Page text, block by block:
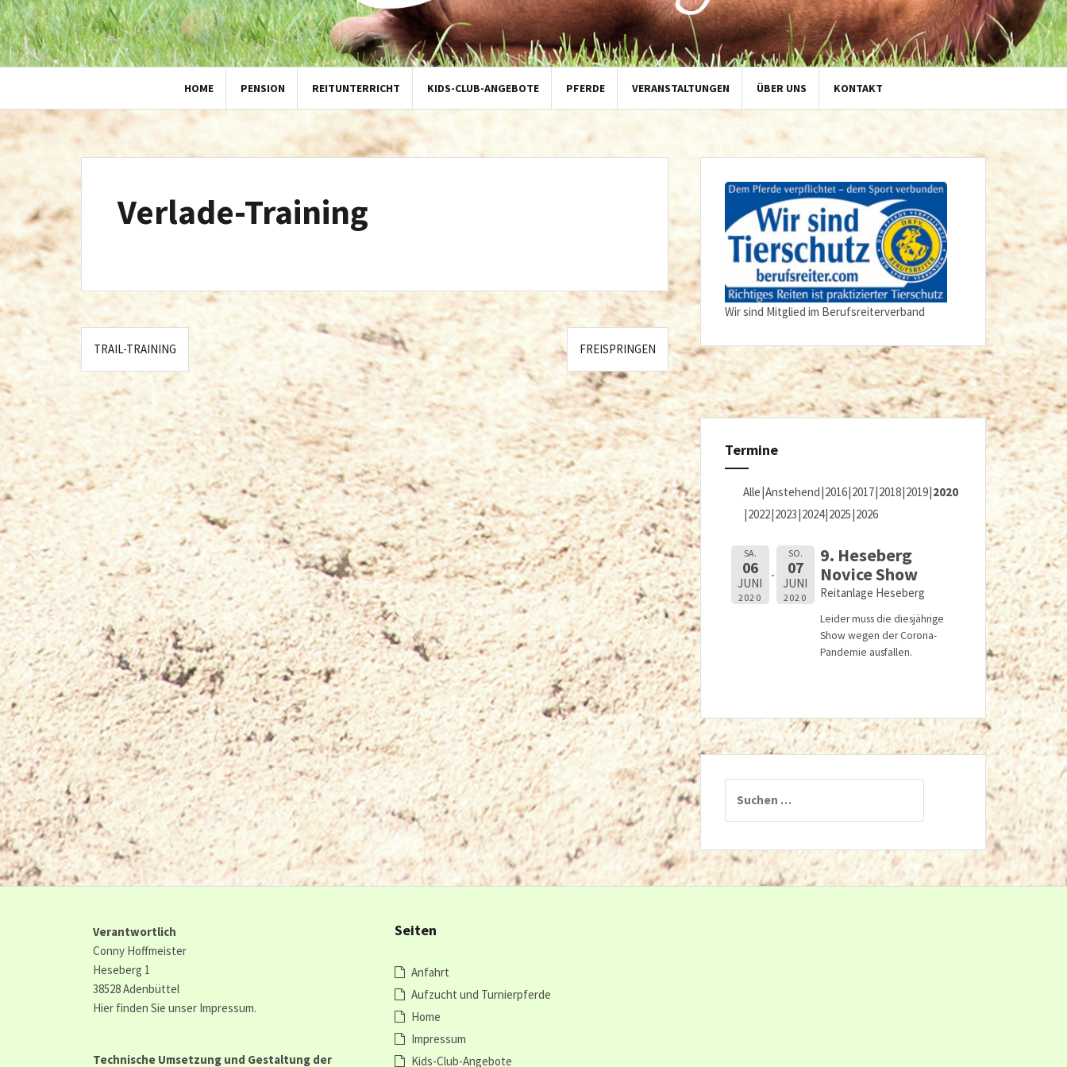
HOME PENSION REITUNTERRICHT KIDS-CLUB-ANGEBOTE PFERDE VERANSTALTUNGEN ÜBER UNS KONTAKT
Verlade-Training
Beitragsnavigation
TRAIL-TRAINING FREISPRINGEN
Wir sind Mitglied im Berufsreiterverband
Termine
Alle Anstehend 2016 2017 2018 2019 2020
2022 2023 2024 2025 2026
SA.
06
JUNI
2020
SO.
07
JUNI
2020
9. Heseberg
Novice Show
Reitanlage Heseberg
Leider muss die diesjährige
Show wegen der Corona-
Pandemie ausfallen.
nach:
Verantwortlich
Conny Hoffmeister
Heseberg 1
38528 Adenbüttel
Hier finden Sie unser Impressum.
Technische Umsetzung und Gestaltung der
Seiten
Anfahrt
Aufzucht und Turnierpferde
Home
Impressum
Kids-Club-Angebote